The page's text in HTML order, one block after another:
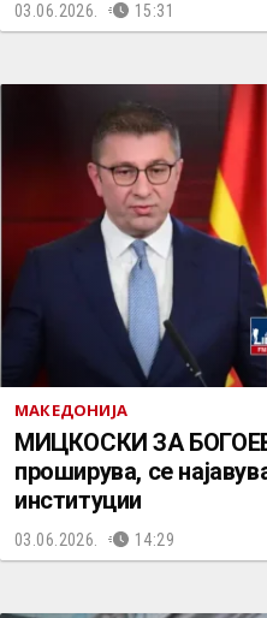
03.06.2026. 15:31
МАКЕДОНИЈА
МИЦКОСКИ ЗА
проширува, се
институции
03.06.2026. 14:29